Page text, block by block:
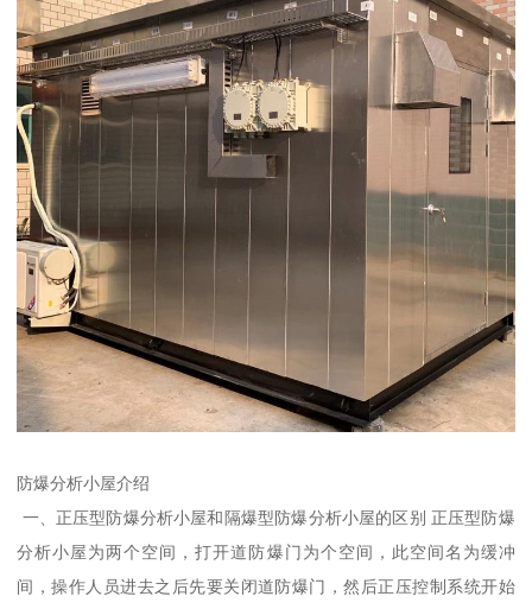
防爆分析小屋介绍
一、正压型防爆分析小屋和隔爆型防爆分析小屋的区别 正压型防爆
分析小屋为两个空间，打开道防爆门为个空间，此空间名为缓冲
间，操作人员进去之后先要关闭道防爆门，然后正压控制系统开始